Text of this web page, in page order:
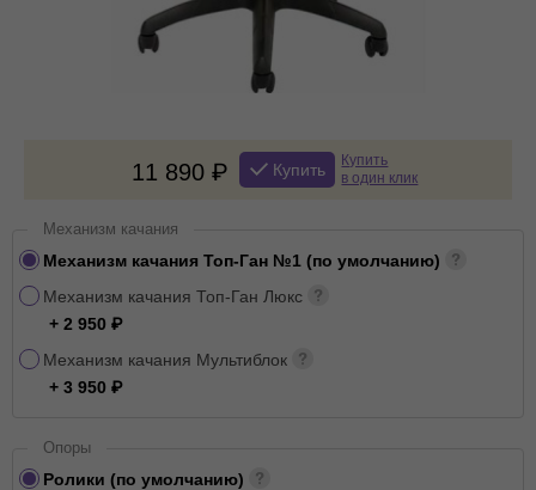
11 890 Купить
Купить
в один клик
Механизм качания
Механизм качания Топ-Ган №1 (по умолчанию)
Механизм качания Топ-Ган Люкс
+ 2 950
Механизм качания Мультиблок
+ 3 950
Опоры
Ролики (по умолчанию)